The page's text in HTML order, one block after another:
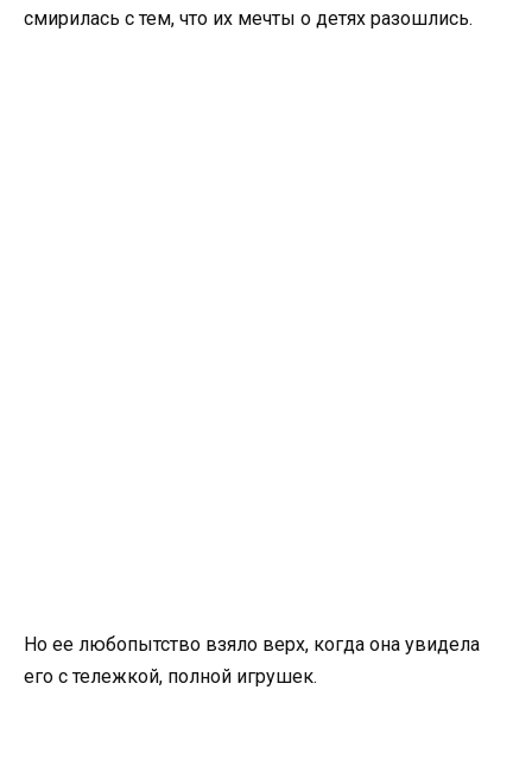
смирилась с тем, что их мечты о детях разошлись.
Но ее любопытство взяло верх, когда она увидела
его с тележкой, полной игрушек.